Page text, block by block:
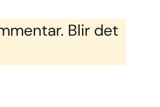
Blir det